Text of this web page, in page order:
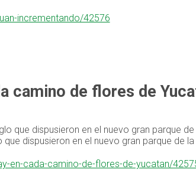
incrementando/42576
camino de flores de
que dispusieron en el nuevo gran parque de
dispusieron en el nuevo gran parque de la
en-cada-camino-de-flores-de-yucatan/